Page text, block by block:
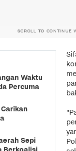
SCROLL TO CONTINUE
Waktu
Percuma
Sepi